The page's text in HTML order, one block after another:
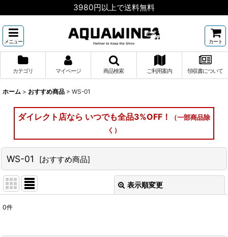
3980円以上で送料無料
メニュー カート
カテゴリ マイページ 商品検索 ご利用案内 領収書について
ホーム > おすすめ商品 > WS-01
ダイレクト店なら いつでも全品3%OFF！
（一部商品除
く）
WS-01 [おすすめ商品]
表示順変更
0件